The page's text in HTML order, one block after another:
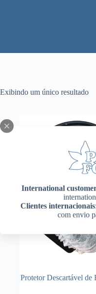
International
Clientes internacionais:
com envio
Exibindo um único resultado
Protetor Descartável de